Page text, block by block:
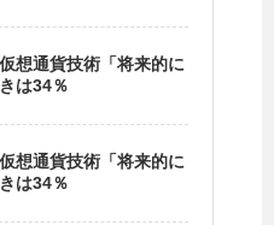
想通貨技術「将来的に
は34％
想通貨技術「将来的に
は34％